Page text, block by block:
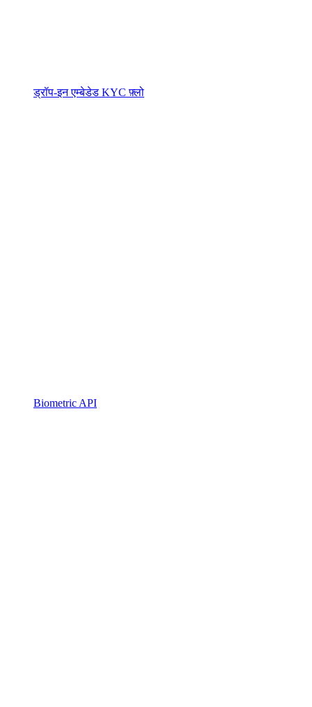
ड्रॉप-इन एम्बेडेड KYC फ़्लो
Biometric API